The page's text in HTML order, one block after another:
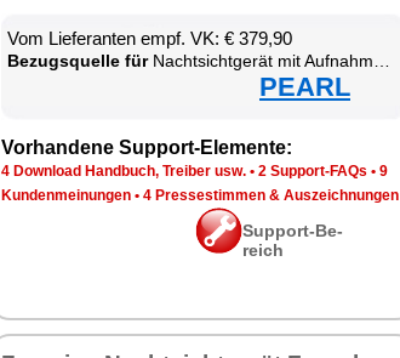
Vom Lie­fe­ran­ten empf. VK: € 379,90
Be­zugs­quel­le fürNacht­sicht­ge­rät mit Auf­nah­me­funk­ti­on
PEARL
Vor­han­de­ne Sup­port-Ele­men­te:
4 Down­load Hand­buch, Trei­ber usw. • 2 Sup­port-FAQs • 9
Kun­den­mei­nun­gen • 4 Pres­se­stim­men & Aus­zeich­nun­gen
Sup­port-Be­
reich